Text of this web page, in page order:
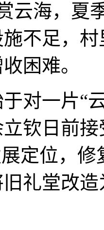
云海，夏
不足，
困难。
一片“云
钦日前
定位，
礼堂改